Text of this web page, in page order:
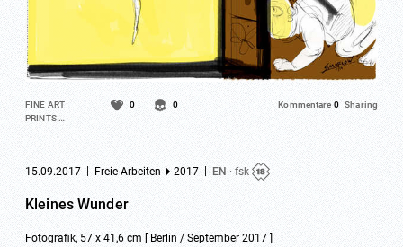
FINE ART
PRINTS …
0 0 Kommentare 0 Sharing
15.09.2017 Freie Arbeiten 2017 EN · fsk
Kleines Wunder
Fotografik, 57 x 41,6 cm [ Berlin / September 2017 ]